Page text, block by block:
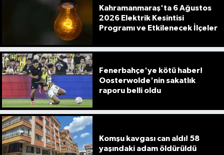
Kahramanmaraş'ta 6 Ağustos
2026 Elektrik Kesintisi
Programı ve Etkilenecek İlçeler
Fenerbahçe'ye kötü haber!
Oosterwolde'nin sakatlık
raporu belli oldu
Komşu kavgası can aldı! 58
yaşındaki adam öldürüldü